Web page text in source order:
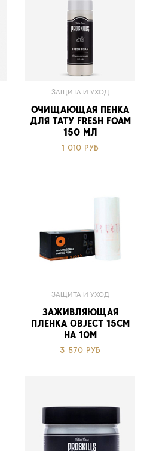
ЗАЩИТА И УХОД
ОЧИЩАЮЩАЯ ПЕНКА
ДЛЯ ТАТУ FRESH FOAM
150 МЛ
1 010 РУБ
ЗАЩИТА И УХОД
ЗАЖИВЛЯЮЩАЯ
ПЛЕНКА OBJECT 15СМ
НА 10М
3 570 РУБ